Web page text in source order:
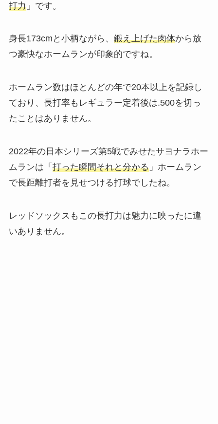
打力」です。
身長173cmと小柄ながら、 鍛え上げた肉体から放
つ豪快なホームランが印象的ですね。
ホームラン数はほとんどの年で20本以上を記録し
ており、長打率もレギュラー定着後は.500を切っ
たことはありません。
2022年の日本シリーズ第5戦でみせたサヨナラホー
ムランは「 打った瞬間それと分かる」ホームラン
で長距離打者を見せつける打球でしたね。
レッドソックスもこの長打力は魅力に映ったに違
いありません。